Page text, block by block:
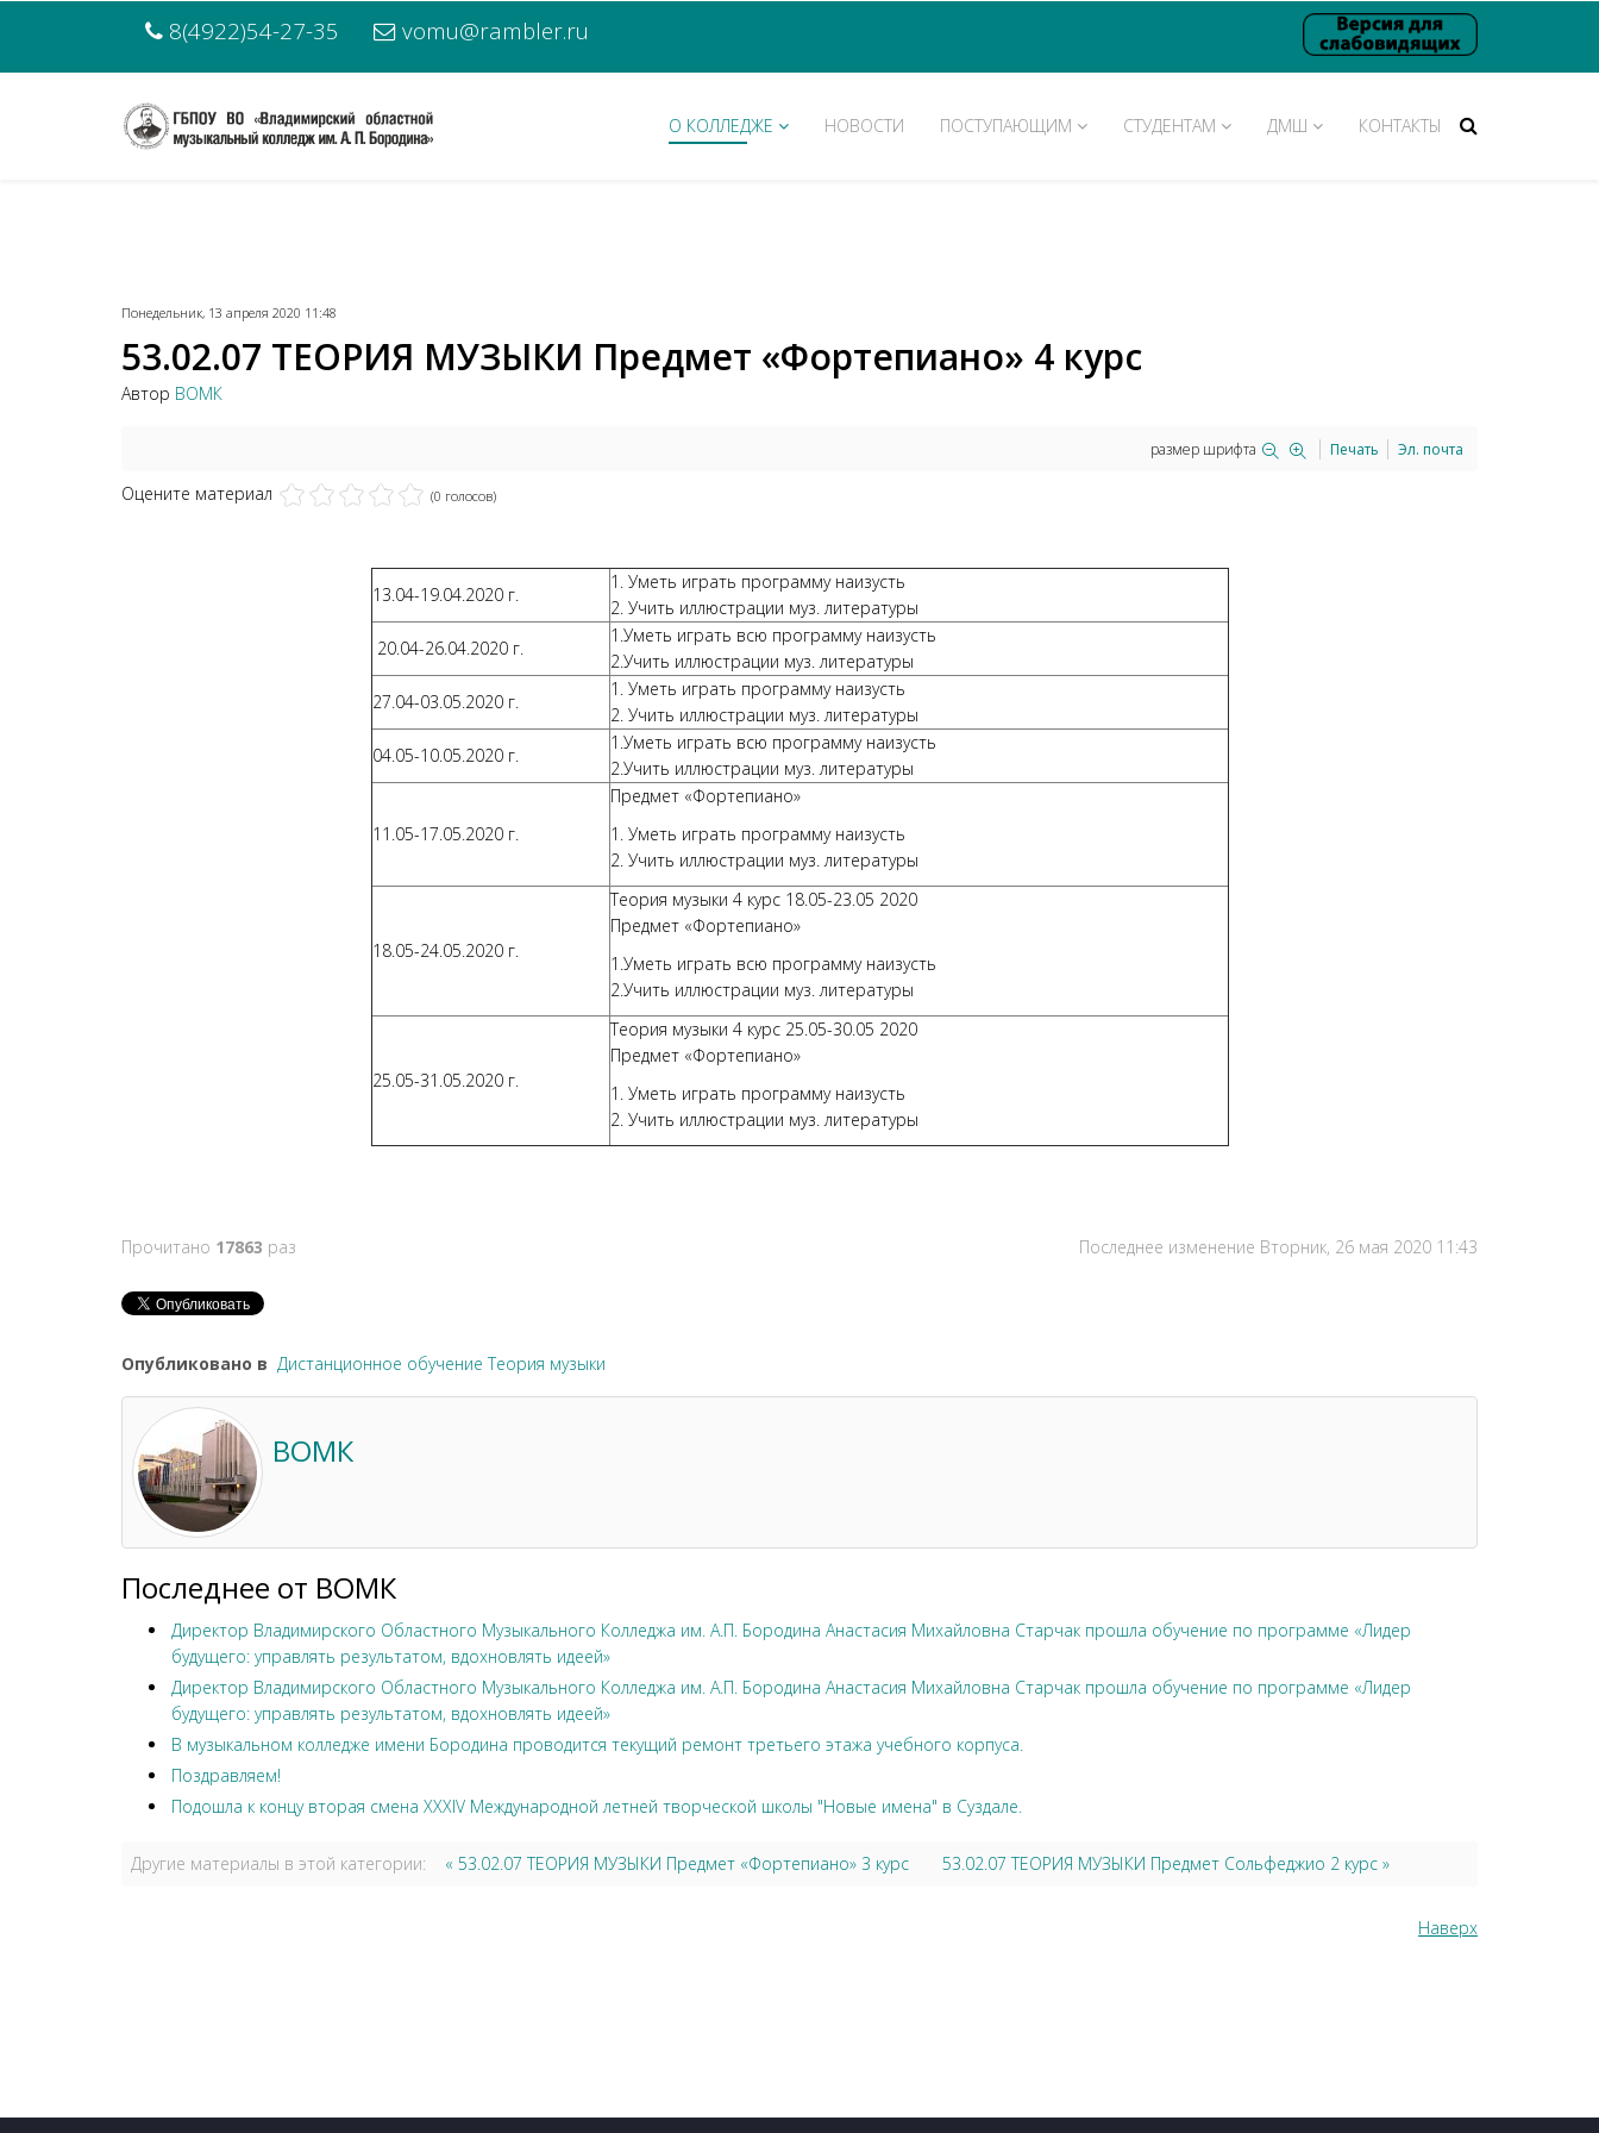
8(4922)54-27-35 vomu@rambler.ru
О КОЛЛЕДЖЕ НОВОСТИ ПОСТУПАЮЩИМ СТУДЕНТАМ ДМШ КОНТАКТЫ
Понедельник, 13 апреля 2020 11:48
53.02.07 ТЕОРИЯ МУЗЫКИ Предмет «Фортепиано» 4 курс
Автор ВОМК
размер шрифта Печать Эл. почта
Оцените материал (0 голосов)
13.04-19.04.2020 г.
1. Уметь играть программу наизусть
2. Учить иллюстрации муз. литературы
20.04-26.04.2020 г.
1.Уметь играть всю программу наизусть
2.Учить иллюстрации муз. литературы
27.04-03.05.2020 г.
1. Уметь играть программу наизусть
2. Учить иллюстрации муз. литературы
04.05-10.05.2020 г.
1.Уметь играть всю программу наизусть
2.Учить иллюстрации муз. литературы
11.05-17.05.2020 г.
Предмет «Фортепиано»
1. Уметь играть программу наизусть
2. Учить иллюстрации муз. литературы
18.05-24.05.2020 г.
Теория музыки 4 курс 18.05-23.05 2020
Предмет «Фортепиано»
1.Уметь играть всю программу наизусть
2.Учить иллюстрации муз. литературы
25.05-31.05.2020 г.
Теория музыки 4 курс 25.05-30.05 2020
Предмет «Фортепиано»
1. Уметь играть программу наизусть
2. Учить иллюстрации муз. литературы
Прочитано 17863 раз Последнее изменение Вторник, 26 мая 2020 11:43
Опубликовано в Дистанционное обучение Теория музыки
ВОМК
Последнее от ВОМК
Директор Владимирского Областного Музыкального Колледжа им. А.П. Бородина Анастасия Михайловна Старчак прошла обучение по программе «Лидер
будущего: управлять результатом, вдохновлять идеей»
Директор Владимирского Областного Музыкального Колледжа им. А.П. Бородина Анастасия Михайловна Старчак прошла обучение по программе «Лидер
будущего: управлять результатом, вдохновлять идеей»
В музыкальном колледже имени Бородина проводится текущий ремонт третьего этажа учебного корпуса.
Поздравляем!
Подошла к концу вторая смена XXXIV Международной летней творческой школы "Новые имена" в Суздале.
Другие материалы в этой категории: « 53.02.07 ТЕОРИЯ МУЗЫКИ Предмет «Фортепиано» 3 курс 53.02.07 ТЕОРИЯ МУЗЫКИ Предмет Сольфеджио 2 курс »
Наверх